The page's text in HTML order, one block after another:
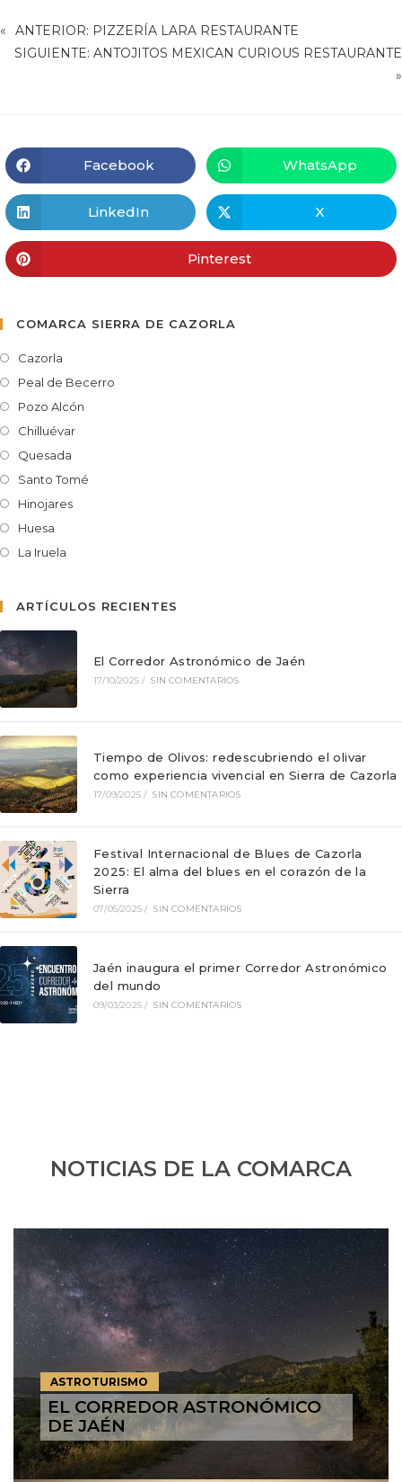
« ANTERIOR: PIZZERÍA LARA RESTAURANTE
SIGUIENTE: ANTOJITOS MEXICAN CURIOUS RESTAURANTE
»
Facebook WhatsApp
LinkedIn X
Pinterest
COMARCA SIERRA DE CAZORLA
Cazorla
Peal de Becerro
Pozo Alcón
Chilluévar
Quesada
Santo Tomé
Hinojares
Huesa
La Iruela
ARTÍCULOS RECIENTES
El Corredor Astronómico de Jaén
17/10/2025 / SIN COMENTARIOS
Tiempo de Olivos: redescubriendo el olivar
como experiencia vivencial en Sierra de Cazorla
17/09/2025 / SIN COMENTARIOS
Festival Internacional de Blues de Cazorla
2025: El alma del blues en el corazón de la
Sierra
07/05/2025 / SIN COMENTARIOS
Jaén inaugura el primer Corredor Astronómico
del mundo
09/03/2025 / SIN COMENTARIOS
NOTICIAS DE LA COMARCA
ASTROTURISMO
EL CORREDOR ASTRONÓMICO
DE JAÉN